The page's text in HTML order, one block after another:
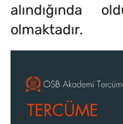
alındığında
olmaktadır.